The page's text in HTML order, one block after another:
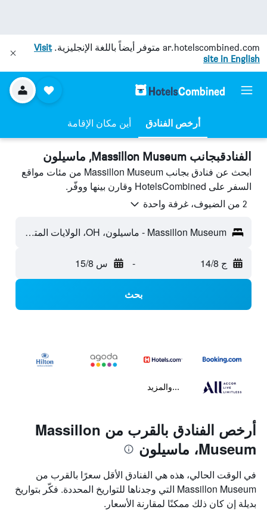
ar.hotelscombined.com متوفر أيضاً باللغة الإنجليزية.Visit
site in English
أرخص الفنادق أين مكان الإقامة
الفنادقبجانب Massillon Museum, ماسيلون
ابحث عن فنادق بجانب Massillon Museum من مئات مواقع
السفر على HotelsCombined وقارن بينها ووفّر.
2 من الضيوف، غرفة واحدة
Massillon Museum - ماسيلون، OH، الولايات المتحدة الأميريكية
ج 14/8 - س 15/8
بحث
...والمزيد
أرخص الفنادق بالقرب من Massillon
Museum، ماسيلون
في الوقت الحالي، هذه هي الفنادق الأقل سعرًا بالقرب من
Massillon Museum التي وجدناها للتواريخ المحددة. فكّر بتواريخ
بديلة إن كان ذلك ممكنًا لمقارنة الأسعار.